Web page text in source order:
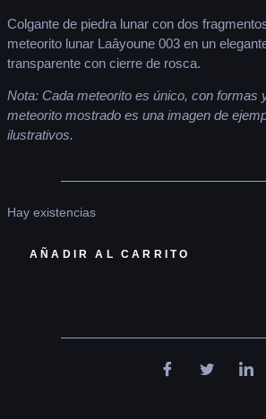
Colgante de piedra lunar con dos
meteorito lunar Laâyoune 003 en un
transparente con cierre de rosca.
Nota: Cada meteorito es único, con formas
meteorito mostrado es una imagen de
ilustrativos.
Hay existencias
AÑADIR AL CARRITO